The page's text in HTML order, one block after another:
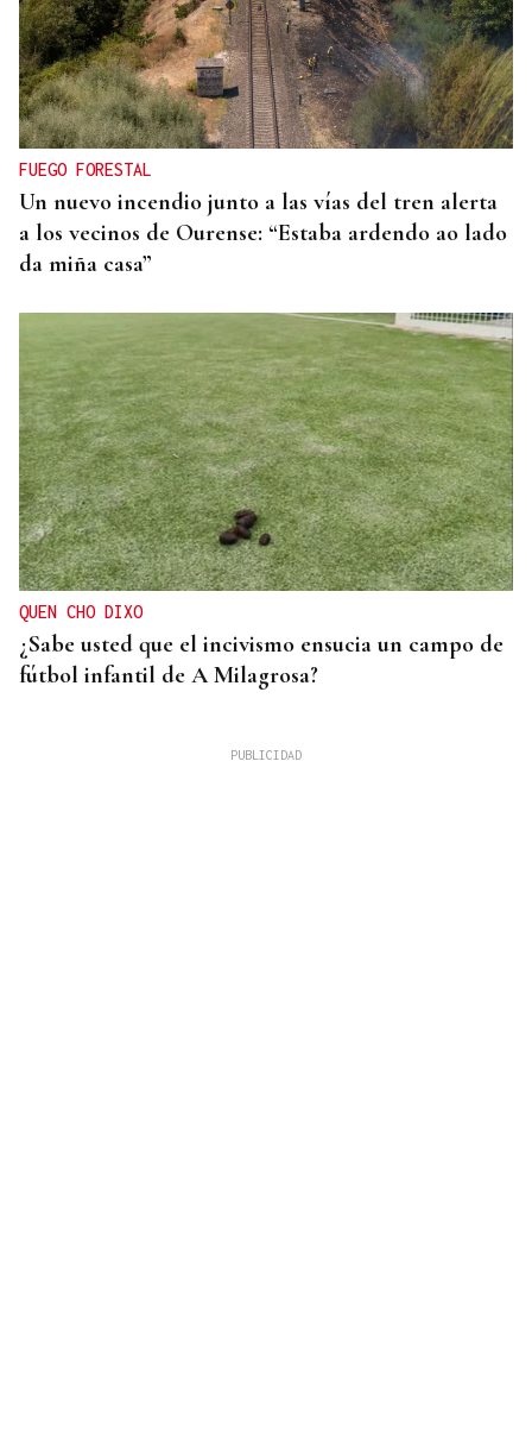
FUEGO FORESTAL
Un nuevo incendio junto a las vías del tren alerta
a los vecinos de Ourense: “Estaba ardendo ao lado
da miña casa”
QUEN CHO DIXO
¿Sabe usted que el incivismo ensucia un campo de
fútbol infantil de A Milagrosa?